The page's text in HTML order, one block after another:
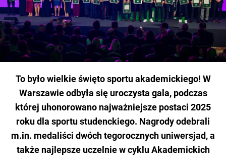
To było wielkie święto sportu akademickiego! W
Warszawie odbyła się uroczysta gala, podczas
której uhonorowano najważniejsze postaci 2025
roku dla sportu studenckiego. Nagrody odebrali
m.in. medaliści dwóch tegorocznych uniwersjad, a
także najlepsze uczelnie w cyklu Akademickich